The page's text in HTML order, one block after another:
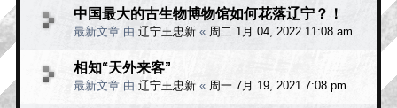
中国最大的古生物博物馆如何花落辽宁？！
最新文章 由 辽宁王忠新 « 周二 1月 04, 2022 11:08 am
相知“天外来客”
最新文章 由 辽宁王忠新 « 周一 7月 19, 2021 7:08 pm